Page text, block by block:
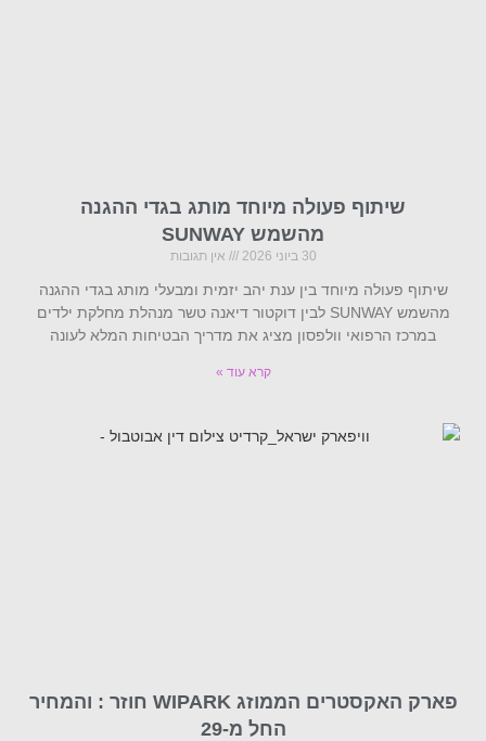
שיתוף פעולה מיוחד מותג בגדי ההגנה
מהשמש SUNWAY
30 ביוני 2026 אין תגובות
שיתוף פעולה מיוחד בין ענת יהב יזמית ומבעלי מותג בגדי ההגנה
מהשמש SUNWAY לבין דוקטור דיאנה טשר מנהלת מחלקת ילדים
במרכז הרפואי וולפסון מציג את מדריך הבטיחות המלא לעונה
קרא עוד »
פארק האקסטרים הממוזג WIPARK חוזר : והמחיר
החל מ-29